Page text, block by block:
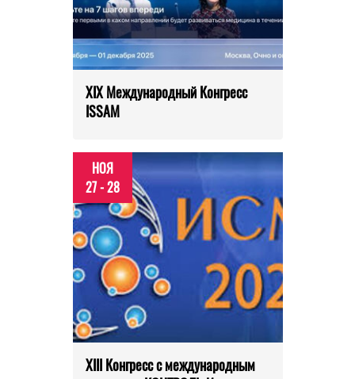
XIX Международный Конгресс
ISSAM
НОЯ
27 - 28
XIII Конгресс с международным